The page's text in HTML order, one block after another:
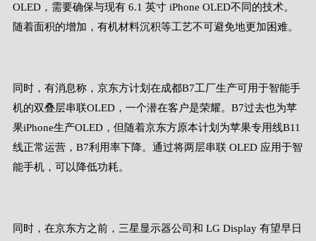
OLED，需要确保与现有 6.1 英寸 iPhone OLED不同的技术。
随着面积的增加，有机材料沉积等工艺不可避免地更加困难。
同时，有消息称，京东方计划在成都B7工厂生产可用于智能手
机的双叠层串联OLED，一个潜在客户是荣耀。B7过去也为苹
果iPhone生产OLED，但随着京东方原本计划为苹果专用线B11
线正常运营，B7利用率下降。通过将两层串联 OLED 应用于智
能手机，可以降低功耗。
同时，在京东方之前，三星显示器公司和 LG Display 有望早日